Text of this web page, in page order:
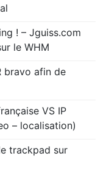
! – Jguiss.com
le WHM
bravo afin de
VS IP
– localisation)
trackpad sur